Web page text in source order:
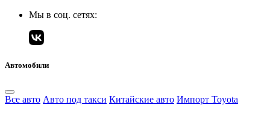
Мы в соц. сетях:
Автомобили
Все авто Авто под такси Китайские авто Импорт Toyota